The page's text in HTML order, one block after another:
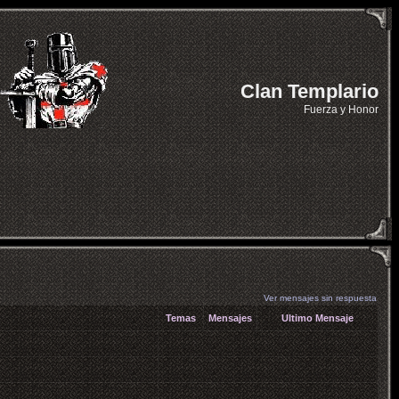
Clan Templario
Fuerza y Honor
Ver mensajes sin respuesta
Temas Mensajes Ultimo Mensaje